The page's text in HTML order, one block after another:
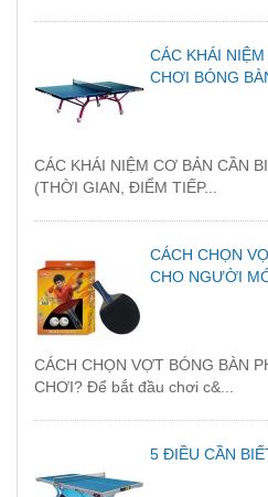
CÁC KHÁI
CHƠI BÓNG
CÁC KHÁI NIỆM CƠ BẢN CẦN
(THỜI GIAN, ĐIỂM TIẾP...
CÁCH CHỌN
CHO NGƯỜI
CÁCH CHỌN VỢT BÓNG BÀN
CHƠI? Để bắt đầu chơi c&...
5 ĐIỀU CẦN